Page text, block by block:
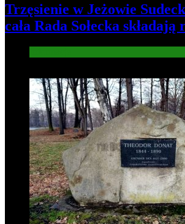
Trzęsienie w Jeżowie
cała Rada Sołecka składają